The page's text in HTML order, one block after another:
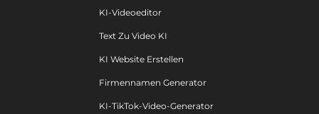
KI-Videoeditor
Text Zu Video KI
KI Website Erstellen
Firmennamen Generator
KI-TikTok-Video-Generator